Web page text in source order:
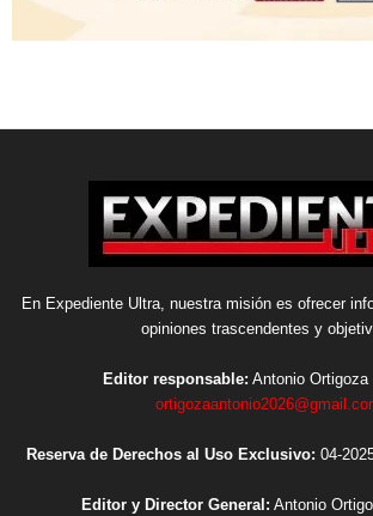
En Expediente Ultra, nuestra misión es ofrecer
opiniones trascendentes y
Editor responsable: Antonio Ortigoza
Reserva de Derechos al Uso Exclusivo: 04-
Editor y Director General: Antonio